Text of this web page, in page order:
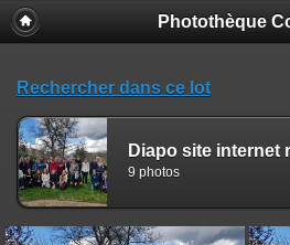
Photothèque
Rechercher dans ce lot
9 photos